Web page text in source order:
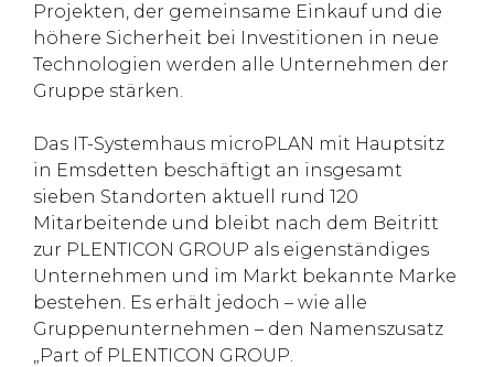
Projekten, der gemeinsame Einkauf und die
höhere Sicherheit bei Investitionen in neue
Technologien werden alle Unternehmen der
Gruppe stärken.
Das IT-Systemhaus microPLAN mit Hauptsitz
in Emsdetten beschäftigt an insgesamt
sieben Standorten aktuell rund 120
Mitarbeitende und bleibt nach dem Beitritt
zur PLENTICON GROUP als eigenständiges
Unternehmen und im Markt bekannte Marke
bestehen. Es erhält jedoch – wie alle
Gruppenunternehmen – den Namenszusatz
„Part of PLENTICON GROUP.